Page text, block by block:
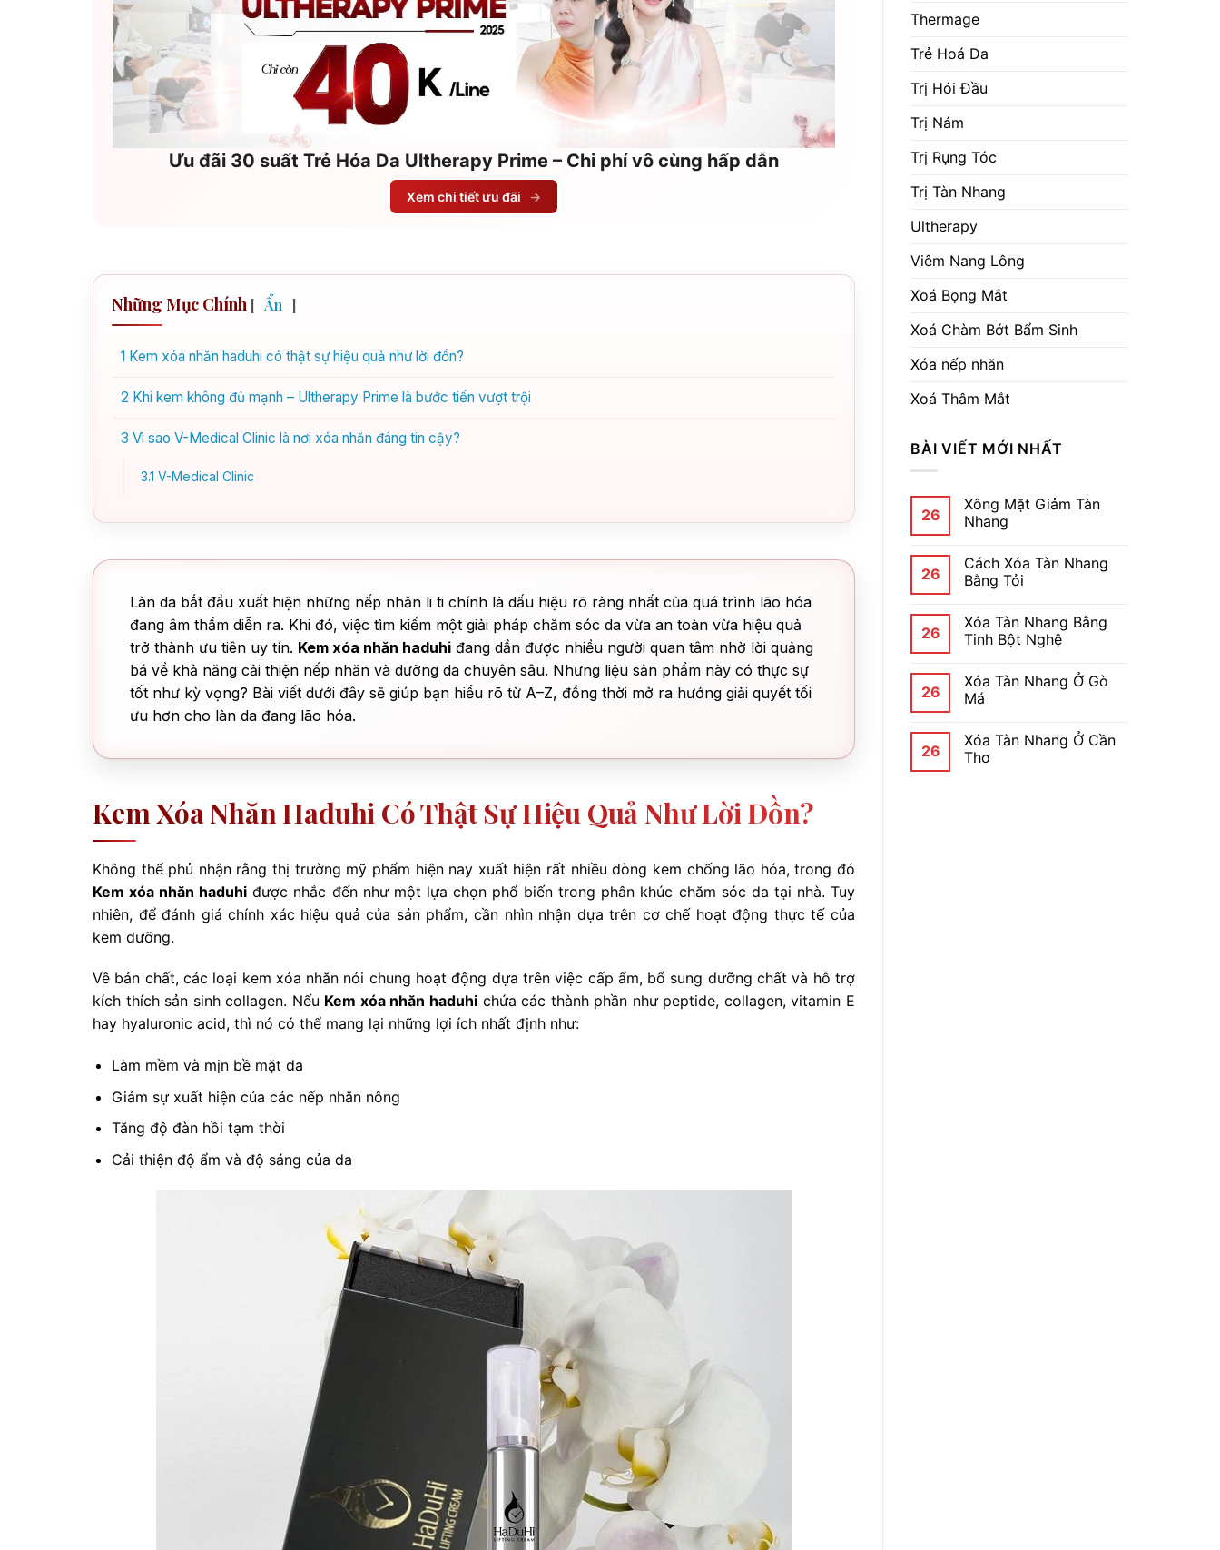
Ưu đãi 30 suất Trẻ Hóa Da Ultherapy Prime – Chi phí vô cùng hấp dẫn
Xem chi tiết ưu đãi →
Những Mục Chính [ Ẩn ]
1 Kem xóa nhăn haduhi có thật sự hiệu quả như lời đồn?
2 Khi kem không đủ mạnh – Ultherapy Prime là bước tiến vượt trội
3 Vì sao V-Medical Clinic là nơi xóa nhăn đáng tin cậy?
3.1 V-Medical Clinic
Làn da bắt đầu xuất hiện những nếp nhăn li ti chính là dấu hiệu rõ ràng nhất của quá trình lão hóa
đang âm thầm diễn ra. Khi đó, việc tìm kiếm một giải pháp chăm sóc da vừa an toàn vừa hiệu quả
trở thành ưu tiên uy tín. Kem xóa nhăn haduhi đang dần được nhiều người quan tâm nhờ lời quảng
bá về khả năng cải thiện nếp nhăn và dưỡng da chuyên sâu. Nhưng liệu sản phẩm này có thực sự
tốt như kỳ vọng? Bài viết dưới đây sẽ giúp bạn hiểu rõ từ A–Z, đồng thời mở ra hướng giải quyết tối
ưu hơn cho làn da đang lão hóa.
Kem Xóa Nhăn Haduhi Có Thật Sự Hiệu Quả Như Lời Đồn?
Không thể phủ nhận rằng thị trường mỹ phẩm hiện nay xuất hiện rất nhiều dòng kem chống lão hóa, trong đó
Kem xóa nhăn haduhi được nhắc đến như một lựa chọn phổ biến trong phân khúc chăm sóc da tại nhà. Tuy
nhiên, để đánh giá chính xác hiệu quả của sản phẩm, cần nhìn nhận dựa trên cơ chế hoạt động thực tế của
kem dưỡng.
Về bản chất, các loại kem xóa nhăn nói chung hoạt động dựa trên việc cấp ẩm, bổ sung dưỡng chất và hỗ trợ
kích thích sản sinh collagen. Nếu Kem xóa nhăn haduhi chứa các thành phần như peptide, collagen, vitamin E
hay hyaluronic acid, thì nó có thể mang lại những lợi ích nhất định như:
Làm mềm và mịn bề mặt da
Giảm sự xuất hiện của các nếp nhăn nông
Tăng độ đàn hồi tạm thời
Cải thiện độ ẩm và độ sáng của da
Thermage
Trẻ Hoá Da
Trị Hói Đầu
Trị Nám
Trị Rụng Tóc
Trị Tàn Nhang
Ultherapy
Viêm Nang Lông
Xoá Bọng Mắt
Xoá Chàm Bớt Bẩm Sinh
Xóa nếp nhăn
Xoá Thâm Mắt
BÀI VIẾT MỚI NHẤT
26
Xông Mặt Giảm Tàn
Nhang
26
Cách Xóa Tàn Nhang
Bằng Tỏi
26
Xóa Tàn Nhang Bằng
Tinh Bột Nghệ
26
Xóa Tàn Nhang Ở Gò
Má
26
Xóa Tàn Nhang Ở Cần
Thơ